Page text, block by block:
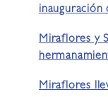
inauguración
Miraflores y
Miraflores